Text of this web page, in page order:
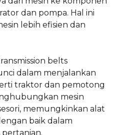
dan pompa. Hal ini
lebih efisien dan
belts
dalam menjalankan
traktor dan pemotong
mesin
memungkinkan alat
baik dalam